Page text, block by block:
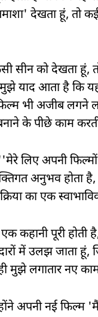
देखता हूं, तो कई
सीन को देखता
मुझे याद आता है
भी अजीब लगने
के पीछे काम
लिए अपनी
अनुभव होता
का एक
कहानी पूरी होती
में उलझ जाता
मुझे लगातार नए
अपनी नई